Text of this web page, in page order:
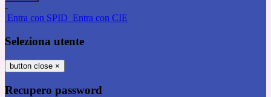
-
Entra con SPID Entra con CIE
Seleziona utente
button close ×
Recupero password